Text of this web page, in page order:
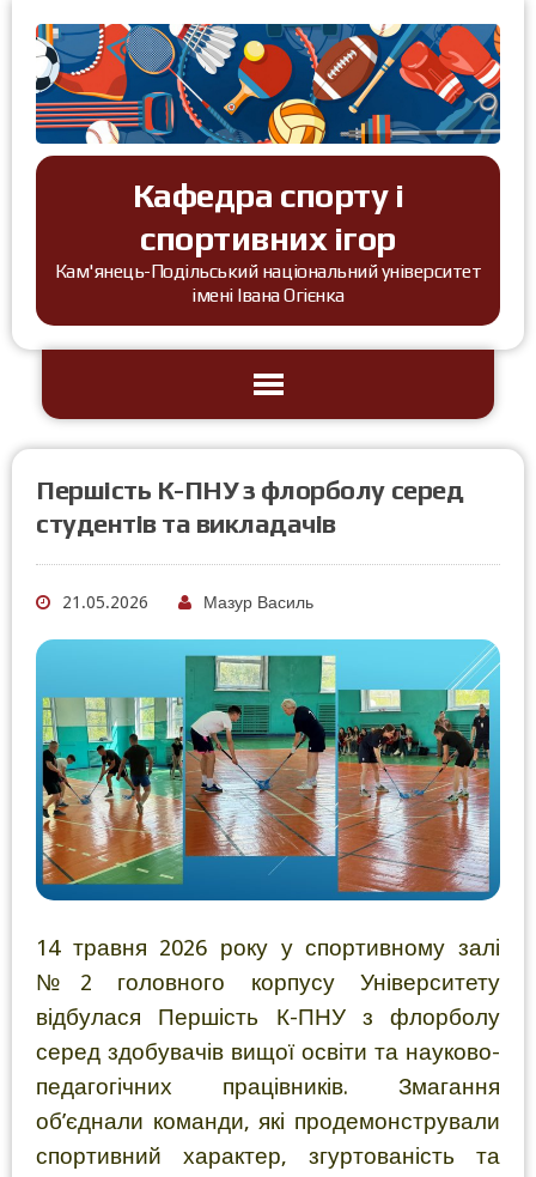
Кафедра спорту і
спортивних ігор
Кам'янець-Подільський національний університет
імені Івана Огієнка
Першість К-ПНУ з флорболу серед
студентів та викладачів
21.05.2026 Мазур Василь
14 травня 2026 року у спортивному залі
№2 головного корпусу Університету
відбулася Першість К-ПНУ з флорболу
серед здобувачів вищої освіти та науково-
педагогічних працівників. Змагання
об’єднали команди, які продемонстрували
спортивний характер, згуртованість та